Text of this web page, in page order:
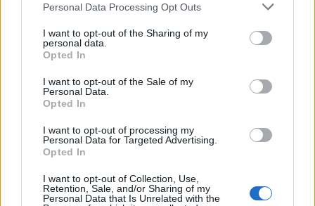
Personal Data Processing Opt Outs
I want to opt-out of the Sharing of my
personal data.
Opted In
I want to opt-out of the Sale of my
Personal Data.
Opted In
I want to opt-out of processing my
Personal Data for Targeted Advertising.
Opted In
I want to opt-out of Collection, Use,
Retention, Sale, and/or Sharing of my
Personal Data that Is Unrelated with the
Vi levererar kontorsmöbler till ert
Köp till